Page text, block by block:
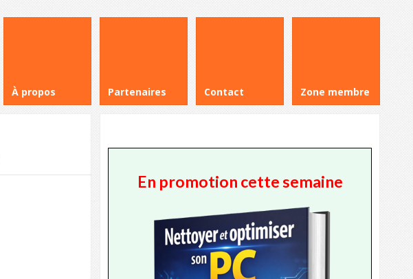
À propos Partenaires Contact Zone membre
En promotion cette semaine